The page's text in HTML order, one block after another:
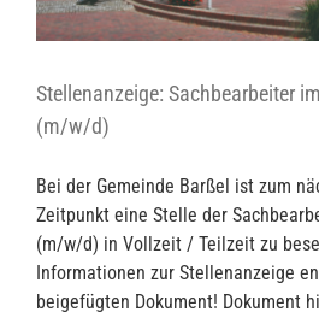
Stellenanzeige: Sachbearbeiter
(m/w/d)
Bei der Gemeinde Barßel ist zum
Zeitpunkt eine Stelle der
(m/w/d) in Vollzeit / Teilzeit zu
Informationen zur Stellenanzeige
beigefügten Dokument! Dokument